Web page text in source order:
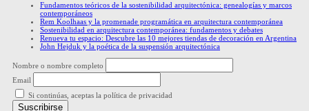
Fundamentos teóricos de la sostenibilidad arquitectónica: genealogías y marcos
contemporáneos
Rem Koolhaas y la promenade programática en arquitectura contemporánea
Sostenibilidad en arquitectura contemporánea: fundamentos y debates
Renueva tu espacio: Descubre las 10 mejores tiendas de decoración en Argentina
John Hejduk y la poética de la suspensión arquitectónica
Nombre o nombre completo
Email
Si continúas, aceptas la política de privacidad